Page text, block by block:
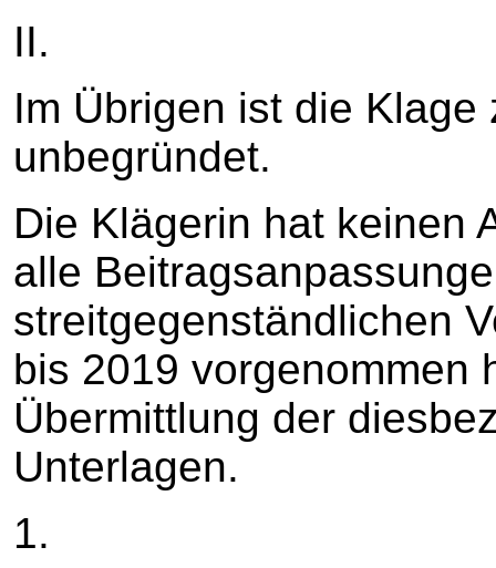
II.
Im Übrigen ist die
unbegründet.
Die Klägerin hat keinen
alle
streitgegenständlichen
bis 2019 vorgenommen
Übermittlung der
Unterlagen.
1.